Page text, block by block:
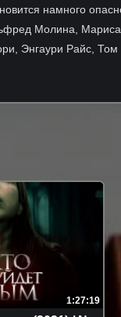
намного
Молина,
Энгаури Райс,
1:27:19